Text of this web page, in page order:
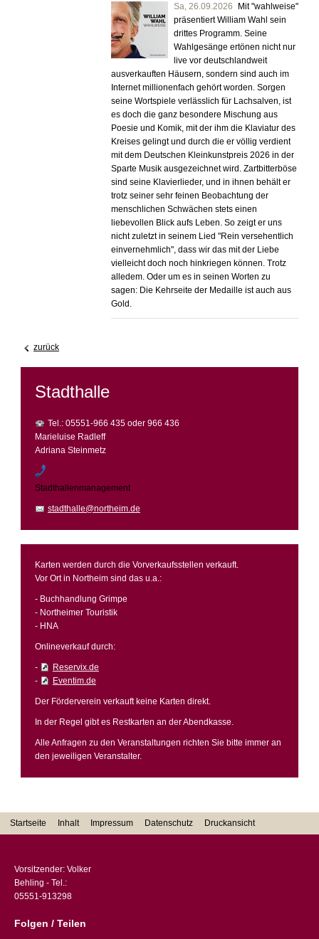
Sa, 26.09.2026
Mit "wahlweise"
präsentiert William Wahl sein
drittes Programm. Seine
Wahlgesänge ertönen nicht nur
live vor deutschlandweit
ausverkauften Häusern, sondern sind auch im
Internet millionenfach gehört worden. Sorgen
seine Wortspiele verlässlich für Lachsalven, ist
es doch die ganz besondere Mischung aus
Poesie und Komik, mit der ihm die Klaviatur des
Kreises gelingt und durch die er völlig verdient
mit dem Deutschen Kleinkunstpreis 2026 in der
Sparte Musik ausgezeichnet wird. Zartbitterböse
sind seine Klavierlieder, und in ihnen behält er
trotz seiner sehr feinen Beobachtung der
menschlichen Schwächen stets einen
liebevollen Blick aufs Leben. So zeigt er uns
nicht zuletzt in seinem Lied "Rein versehentlich
einvernehmlich", dass wir das mit der Liebe
vielleicht doch noch hinkriegen können. Trotz
alledem. Oder um es in seinen Worten zu
sagen: Die Kehrseite der Medaille ist auch aus
Gold.
zurück
Stadthalle
Tel.: 05551-966 435 oder 966 436
Marieluise Radleff
Adriana Steinmetz
Stadthallenmanagement
stadthalle@northeim.de
Karten werden durch die Vorverkaufsstellen verkauft.
Vor Ort in Northeim sind das u.a.:
- Buchhandlung Grimpe
- Northeimer Touristik
- HNA
Onlineverkauf durch:
-
Reservix.de
-
Eventim.de
Der Förderverein verkauft keine Karten direkt.
In der Regel gibt es Restkarten an der Abendkasse.
Alle Anfragen zu den Veranstaltungen richten Sie bitte immer an
den jeweiligen Veranstalter.
Startseite Inhalt Impressum Datenschutz Druckansicht
Vorsitzender: Volker
Behling - Tel.:
05551-913298
Folgen / Teilen